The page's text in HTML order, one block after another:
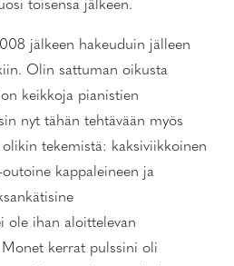
toisensa jälkeen.
jälkeen hakeuduin jälleen
Olin sattuman oikusta
keikkoja pianistien
nyt tähän tehtävään myös
tekemistä: kaksiviikkoinen
kappaleineen ja
ole ihan aloittelevan
kerrat pulssini oli